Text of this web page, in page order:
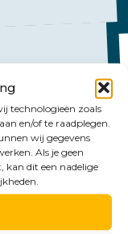
technologieën zoals
en/of te raadplegen.
wij gegevens
Als je geen
dit een nadelige